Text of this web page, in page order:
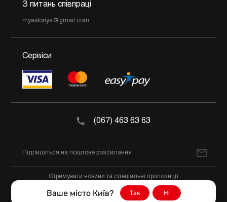
З питань співпраці
myastoriya@gmail.com
Сервіси
(067) 463 63 63
Отримувати новини та спеціальні пропозиції
@2026 М'ясторія Всі права захищено
Ваше місто Київ? Так Ні